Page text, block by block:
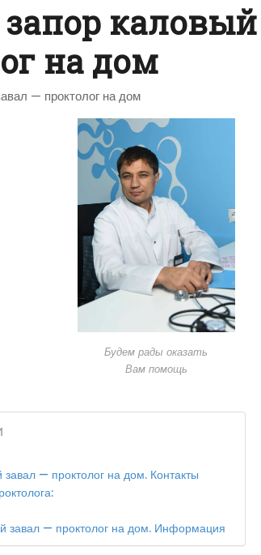
на дом
— проктолог на дом
Будем рады оказать
Вам помощь
завал — проктолог на дом. Контакты
завал — проктолог на дом. Информация